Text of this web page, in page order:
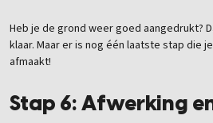
Heb je de grond weer goed aangedrukt?
klaar. Maar er is nog één laatste stap die
afmaakt!
Stap 6: Afwerking